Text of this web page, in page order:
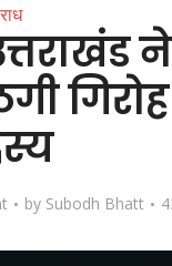
by Subodh Bhatt